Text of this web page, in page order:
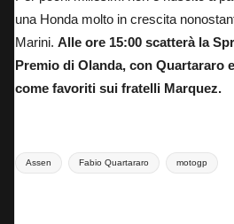
una Honda molto in crescita
Marini. Alle ore 15:00 scatterà la
Premio di Olanda, con Quartararo
come favoriti sui fratelli Marquez.
Tags:
Assen Fabio Quartararo motogp